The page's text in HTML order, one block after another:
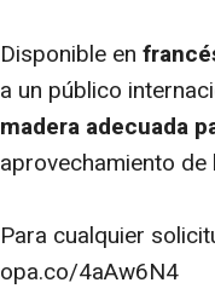
Disponible en
a un público
madera adecuada
aprovechamiento
Para cualquier
opa.co/4aAw6N4